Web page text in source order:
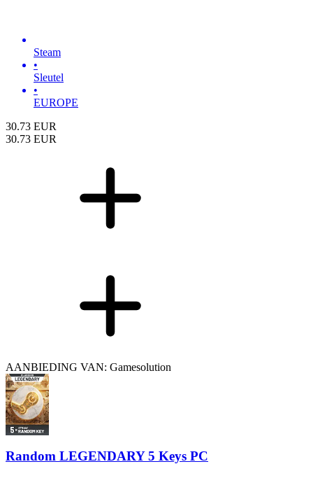
Steam
•
Sleutel
•
EUROPE
30.73 EUR
30.73 EUR
AANBIEDING VAN: Gamesolution
Random LEGENDARY 5 Keys PC